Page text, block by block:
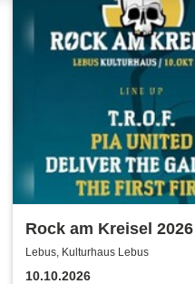
Rock am Kreisel 2026
Lebus, Kulturhaus Lebus
10.10.2026